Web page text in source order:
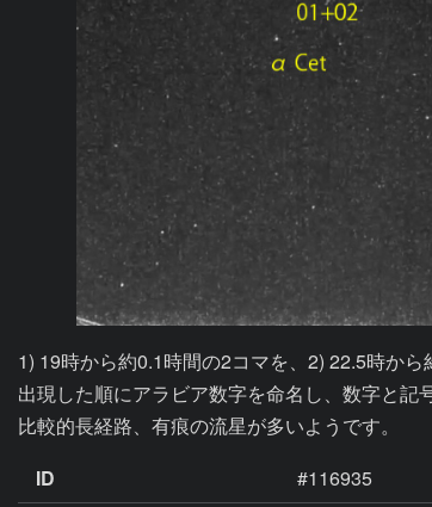
1) 19時から約0.1時間の2コマを、2) 22.5時から
出現した順にアラビア数字を命名し、数字と記
比較的長経路、有痕の流星が多いようです。
ID
#116935